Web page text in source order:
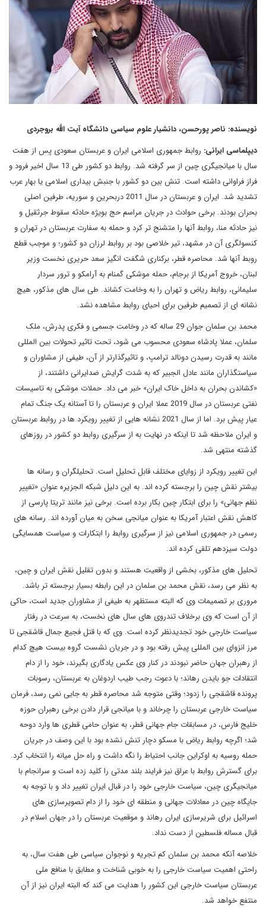
نویسنده: ناصر پورحسن، دانشیار علوم سیاسی دانشگاه آیت الله بروجردی
دیپلماسی ایرانی: روابط جمهوری اسلامی ایران و عربستان سعودی پس از هفت
سال با میانجیگری چین از سر گرفته شد. روابط دو کشور طی 13 سال اخیر فرود و
فراز فراوانی داشته است. تنش بین دو کشور با جنبش بیداری اسلامی یا بهار عرب
تشدید شد. ایران و عربستان در سال 2011 دربحرین و سوریه، طرفین اصلی
بحران بودند. برخی حوادث در جریان مراسم حج بویژه حادثه سقوط جرثقیل و
نیز حادثه منا، روابط آنها را متشنج تر کرد و حمله به سفارت عربستان در تهران و
کنسولگری آن در مشهد، تیر خلاصی بود بر روابط لرزان دو کشور؛ و موجب قطع
روبط آنها شد. محاصره قطر، برکناری شگفت انگیز سعد حریری نخست وزیر
لبنان، خروج آمریکا از برجام، حمله موشکی گمنام به آرامکو و ترور سردار
سلیمانی، روابط ریاض و تهران را به وخامت کشاند. طی سال های مذکور، هیچ
نشانه ای از تصمیم طرفین برای احیای روابط مشاهده نشد.
محمد بن سلمان جوان 29 ساله که در وخامت جسمی و فکری پدرش، ملک
سلمان، عملا پادشاه سعودی محسوب می شود، تحت تاثیر تحولات بین المللی
مانند به قدرت رسیدن دونالد ترامپ، و تاثیرگذارتر از آن، طیفی از مشاوران و
سیاستگذاران مانند عادل الجبیر که به شدت گرایش ضدایرانی داشتند، از
«کشاندن بحران به داخل خاک ایران» خبر می داد. حملات موشکی به تاسیسات
نفتی عربستان در سال 2019 عملا ایران و عربستان را تا آستانه یک جنگ تمام
عیار پیش برد. اما از سال 2021 نشانه هایی از تغییر رویکرد ها در روابط عربستان
و ایران ملاحظه شد تا اینکه در نهایت به از سرگیری روابط دو کشور در روزهای
گذشته منتهی شد.
این تغییر رویکرد از زوایای مختلف قابل تحلیل است. تحلیلگران و رسانه ها
بیشتر نقش چین را برجسته کرده اند. به این دلیل شبکه الجزیره عنوان «تغییر
نظم جهانی» را برای ابتکار چین بکار برده است. برخی نیز مانند تریتا پارسی از
کاهش نقش اعتبار آمریکا به عنوان میانجی سخن به میان آورده اند. رسانه های
رسمی در جمهوری اسلامی نیز از سرگیری روابط را ابتکارات و سیاست همسایگی
دولت سیزدهم تلقی کرده اند.
تحلیل های مذکور، بخشی از واقعیت هستند و بدون تقلیل نقش ایران و چین،
به نظر می رسد، نقش محمد بن سلمان در این رابطه بسیار برجسته تر باشد.
مروری بر تصمیمات وی که البته مستظهر به طیفی از مشاوران جدید است، حاکی
از آن است که وی برخلاف تندروی های سال های نخست، به سرعت در رفتار
سیاست خارجی خود تجدیدنظر کرده است. وی که با قتل فجیع جمال قاشقجی تا
مرز انزوای بین المللی پیش رفته بود و در جریان نشست گروه بیست هیچ کدام
از رهبران جهان حاضر نبودند در کنار وی عکس یادگاری بگیرند، خود را از دام
انتقادات جو بایدن رهاند؛ با دعوت رجب طیب اردوغان به عربستان، رسوبات
پرونده قاشقجی را زدود؛ وقتی متوجه شد محاصره قطر به جایی نمی رسد، فرمان
سیاست خارجی عربستان را چرخاند و با میانجی قرار دادن برخی رهبران حوزه
خلیج فارس، در مسابقات جام جهانی قطر، به عنوان حامی قطری ها وارد دوحه
شد؛ اگرچه روابط ریاض با مسکو دچار تنش نشده بود با این وصف در جریان
حمله روسیه به اوکراین جانب احتیاط را نگه داشت و راه حل میانه را انتخاب کرد.
برای گسترش روابط با عراق نیز فرایند بلند مدتی را کلید زده است و سرانجام با
میانجیگری چین، سیاست خارجی خود را در قبال ایران تغییر داد و با توجه به
جایگاه چین در معادلات جهانی و منطقه ای خود را از دام تصویرسازی های
اسرائیل برای شریرسازی ایران رهاند و موقعیت عربستان را در جهان اسلام در
قبال مساله فلسطین از دست نداد.
خلاصه آنکه محمد بن سلمان کم تجریه و نوجوان سیاسی طی هفت سال، به
راحتی اهمیت سیاست خارجی را به خوبی شناخت و مطابق با منافع ملی
عربستان سیاست خارجی این کشور را هدایت می کند که البته ایران نیز از آن
منتفع خواهد شد.